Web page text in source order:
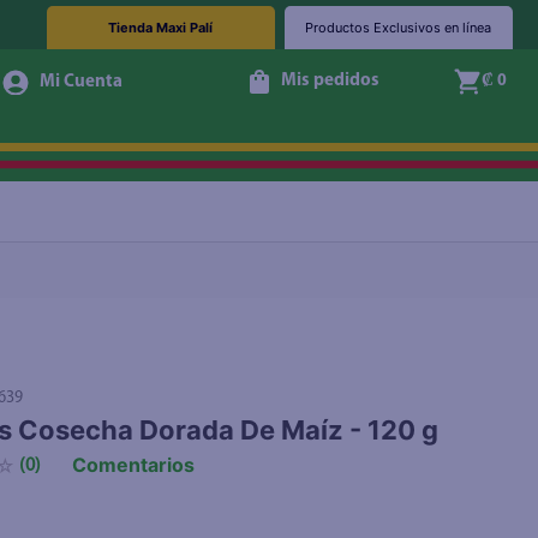
Tienda Maxi Palí Productos Exclusivos en línea
Mis pedidos ₡ 0
Cosecha Dorada De Maíz - 120 g
(0) Comentarios